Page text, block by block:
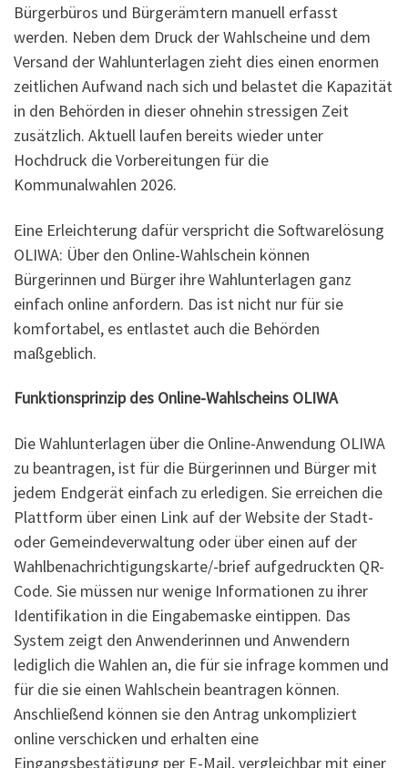
Bürgerbüros und Bürgerämtern manuell erfasst
werden. Neben dem Druck der Wahlscheine und dem
Versand der Wahlunterlagen zieht dies einen enormen
zeitlichen Aufwand nach sich und belastet die Kapazität
in den Behörden in dieser ohnehin stressigen Zeit
zusätzlich. Aktuell laufen bereits wieder unter
Hochdruck die Vorbereitungen für die
Kommunalwahlen 2026.
Eine Erleichterung dafür verspricht die Softwarelösung
OLIWA: Über den Online-Wahlschein können
Bürgerinnen und Bürger ihre Wahlunterlagen ganz
einfach online anfordern. Das ist nicht nur für sie
komfortabel, es entlastet auch die Behörden
maßgeblich.
Funktionsprinzip des Online-Wahlscheins OLIWA
Die Wahlunterlagen über die Online-Anwendung OLIWA
zu beantragen, ist für die Bürgerinnen und Bürger mit
jedem Endgerät einfach zu erledigen. Sie erreichen die
Plattform über einen Link auf der Website der Stadt-
oder Gemeindeverwaltung oder über einen auf der
Wahlbenachrichtigungskarte/-brief aufgedruckten QR-
Code. Sie müssen nur wenige Informationen zu ihrer
Identifikation in die Eingabemaske eintippen. Das
System zeigt den Anwenderinnen und Anwendern
lediglich die Wahlen an, die für sie infrage kommen und
für die sie einen Wahlschein beantragen können.
Anschließend können sie den Antrag unkompliziert
online verschicken und erhalten eine
Eingangsbestätigung per E-Mail, vergleichbar mit einer